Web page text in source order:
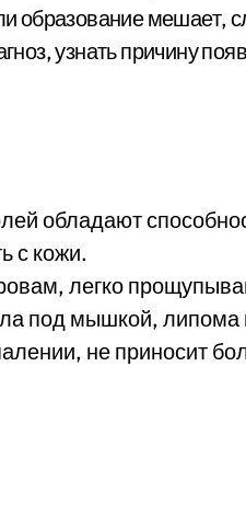
образование мешает,
узнать причину
обладают
с кожи.
легко
под мышкой, липома
не приносит